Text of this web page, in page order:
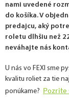
nami uvedené
do košíka. V
predajcu, aký
roletu dlhšiu než
neváhajte nás
U nás vo FEXI sme
kvalitu roliet za tie
ponúkame? Pozrite